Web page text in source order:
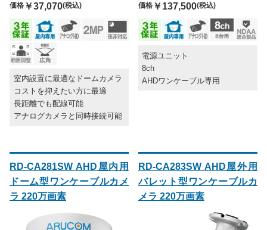
価格 ￥37,070(税込)
室内設置に最適なドームカメラ
コストを抑えたい方に最適
長距離でも配線可能
アナログカメラと同時接続可能
価格￥137,500(税込)
電源ユニット
8ch
AHDワンケーブル専用
RD-CA281SW AHD屋内用
ドーム型ワンケーブルカメ
ラ 220万画素
RD-CA283SW AHD屋外用
バレット型ワンケーブルカ
メラ 220万画素